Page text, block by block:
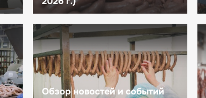
Обзор новостей и событий